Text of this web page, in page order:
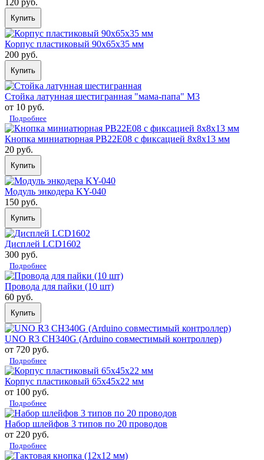
Купить
Корпус пластиковый 90х65х35 мм
200 руб.
Купить
Стойка латунная шестигранная "мама-папа" М3
от 10 руб.
Подробнее
Кнопка миниатюрная PB22E08 с фиксацией 8x8x13 мм
20 руб.
Купить
Модуль энкодера KY-040
150 руб.
Купить
Дисплей LCD1602
300 руб.
Подробнее
Провода для пайки (10 шт)
60 руб.
Купить
UNO R3 CH340G (Arduino совместимый контроллер)
от 720 руб.
Подробнее
Корпус пластиковый 65х45х22 мм
от 100 руб.
Подробнее
Набор шлейфов 3 типов по 20 проводов
от 220 руб.
Подробнее